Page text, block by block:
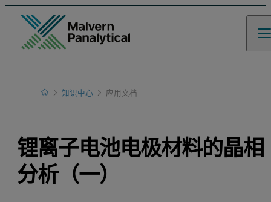
Home
Learn
知识中心 应用文档
锂离子电池电极材料的晶相
分析（一）